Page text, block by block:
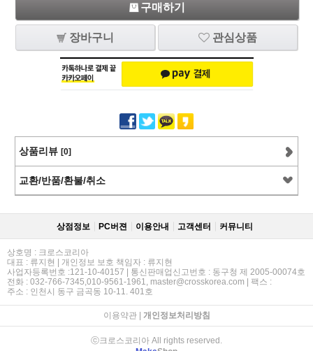
구매하기
장바구니 관심상품
상품리뷰 [0]
교환/반품/환불/취소
상점정보 PC버젼 이용안내 고객센터 커뮤니티
상호명 : 크로스코리아
대표 : 류지현 | 개인정보 보호 책임자 : 류지현
사업자등록번호 :121-10-40157 | 통신판매업신고번호 : 동구청 제 2005-00074호
전화 : 032-766-7345,010-9561-1961, master@crosskorea.com | 팩스 :
주소 : 인천시 동구 금곡동 10-11. 401호
이용약관| 개인정보처리방침
ⓒ크로스코리아 All rights reserved.